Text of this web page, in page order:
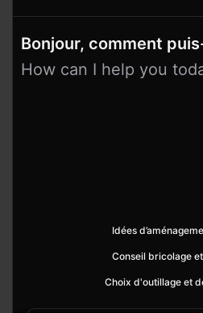
Bonjour, comment
How can I help you
Idées
Conseil bricolage
Choix d'outillage et